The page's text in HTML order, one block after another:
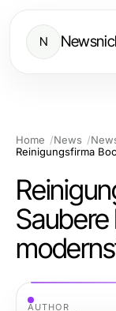
N
Home News
AUTHOR